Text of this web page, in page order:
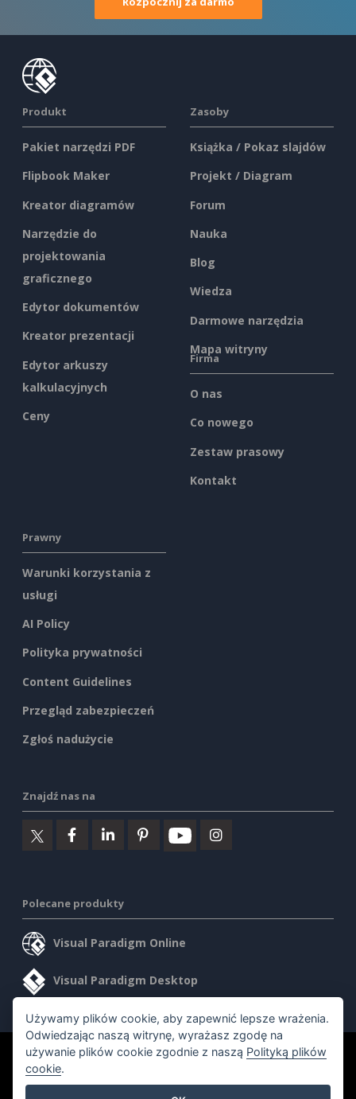
Produkt
Pakiet narzędzi PDF
Flipbook Maker
Kreator diagramów
Narzędzie do
projektowania
graficznego
Edytor dokumentów
Kreator prezentacji
Edytor arkuszy
kalkulacyjnych
Ceny
Zasoby
Książka / Pokaz slajdów
Projekt / Diagram
Forum
Nauka
Blog
Wiedza
Darmowe narzędzia
Mapa witryny
Firma
O nas
Co nowego
Zestaw prasowy
Kontakt
Prawny
Warunki korzystania z
usługi
AI Policy
Polityka prywatności
Content Guidelines
Przegląd zabezpieczeń
Zgłoś nadużycie
Znajdź nas na
Polecane produkty
Visual Paradigm Online
Visual Paradigm Desktop
©2026 by Visual Paradigm. Wszelkie prawa zastrzeżone.
Używamy plików cookie, aby zapewnić lepsze wrażenia.
Odwiedzając naszą witrynę, wyrażasz zgodę na
używanie plików cookie zgodnie z naszą Polityką plików
cookie.